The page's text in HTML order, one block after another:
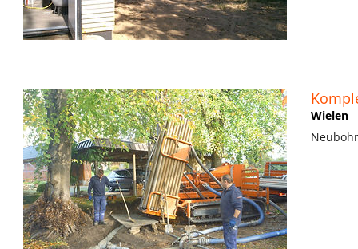
Wielen